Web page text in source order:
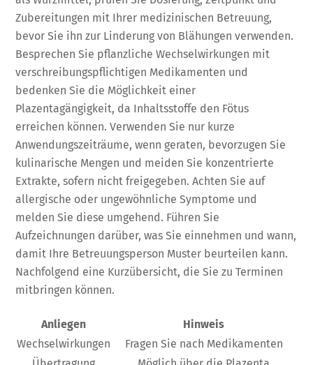
Zubereitungen mit Ihrer medizinischen Betreuung,
bevor Sie ihn zur Linderung von Blähungen verwenden.
Besprechen Sie pflanzliche Wechselwirkungen mit
verschreibungspflichtigen Medikamenten und
bedenken Sie die Möglichkeit einer
Plazentagängigkeit, da Inhaltsstoffe den Fötus
erreichen können. Verwenden Sie nur kurze
Anwendungszeiträume, wenn geraten, bevorzugen Sie
kulinarische Mengen und meiden Sie konzentrierte
Extrakte, sofern nicht freigegeben. Achten Sie auf
allergische oder ungewöhnliche Symptome und
melden Sie diese umgehend. Führen Sie
Aufzeichnungen darüber, was Sie einnehmen und wann,
damit Ihre Betreuungsperson Muster beurteilen kann.
Nachfolgend eine Kurzübersicht, die Sie zu Terminen
mitbringen können.
Anliegen
Hinweis
Wechselwirkungen
Fragen Sie nach Medikamenten